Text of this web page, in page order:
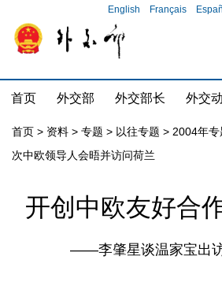
English Français
首页 外交部 外交部长 外交
首页 > 资料 > 专题 > 以往专题 > 2004年专
次中欧领导人会晤并访问荷兰
开创中欧友好合
——李肇星谈温家宝出